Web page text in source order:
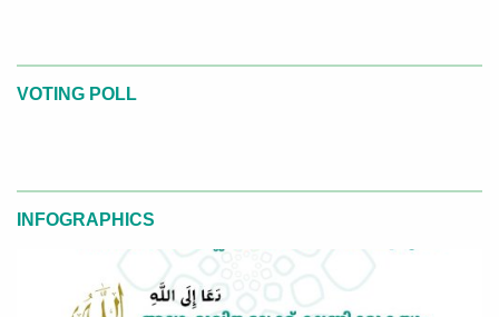
VOTING POLL
INFOGRAPHICS